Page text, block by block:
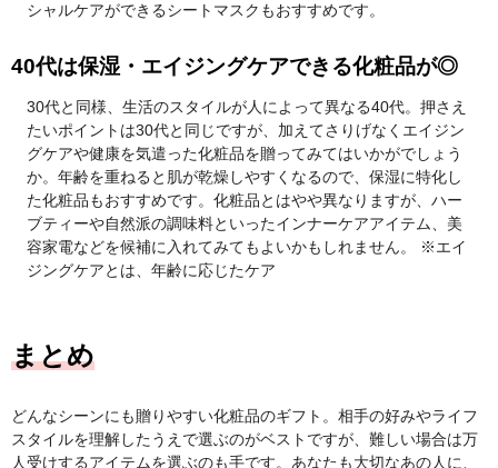
シャルケアができるシートマスクもおすすめです。
40代は保湿・エイジングケアできる化粧品が◎
30代と同様、生活のスタイルが人によって異なる40代。押さえ
たいポイントは30代と同じですが、加えてさりげなくエイジン
グケアや健康を気遣った化粧品を贈ってみてはいかがでしょう
か。年齢を重ねると肌が乾燥しやすくなるので、保湿に特化し
た化粧品もおすすめです。化粧品とはやや異なりますが、ハー
ブティーや自然派の調味料といったインナーケアアイテム、美
容家電などを候補に入れてみてもよいかもしれません。 ※エイ
ジングケアとは、年齢に応じたケア
まとめ
どんなシーンにも贈りやすい化粧品のギフト。相手の好みやライフ
スタイルを理解したうえで選ぶのがベストですが、難しい場合は万
人受けするアイテムを選ぶのも手です。あなたも大切なあの人に、